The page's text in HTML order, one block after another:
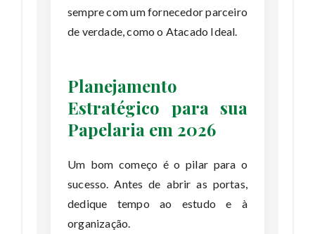
sempre com um fornecedor parceiro
de verdade, como o Atacado Ideal.
Planejamento
Estratégico para sua
Papelaria em 2026
Um bom começo é o pilar para o
sucesso. Antes de abrir as portas,
dedique tempo ao estudo e à
organização.